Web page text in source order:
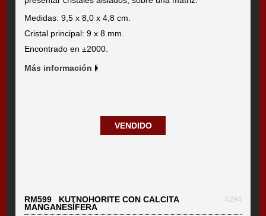
Medidas: 9,5 x 8,0 x 4,8 cm.
Cristal principal: 9 x 8 mm.
Encontrado en ±2000.
Más información
VENDIDO
RM599 KUTNOHORITE CON CALCITA
MANGANESÍFERA
#294